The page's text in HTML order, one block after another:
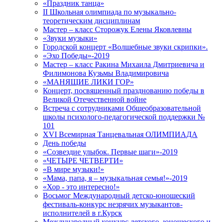
«Праздник танца»
II Школьная олимпиада по музыкально-
теоретическим дисциплинам
Мастер – класс Сторожук Елены Яковлевны
«Звуки музыки»
Городской концерт «Волшебные звуки скрипки».
«Эхо Победы»-2019
Мастер – класс Ракина Михаила Дмитриевича и
Филимонова Кузьмы Владимировича
«МАНЯЩИЕ ЛИКИ ГОР»
Концерт, посвященный празднованию победы в
Великой Отечественной войне
Встреча с сотрудниками Общеобразовательной
школы психолого-педагогической поддержки №
101
XVI Всемирная Танцевальная ОЛИМПИАДА
День победы
«Созвездие улыбок. Первые шаги»-2019
«ЧЕТЫРЕ ЧЕТВЕРТИ»
«В мире музыки!»
«Мама, папа, я – музыкальная семья!»-2019
«Хор - это интересно!»
Восьмог Международный детско-юношеский
фестиваль-конкурс незрячих музыкантов-
исполнителей в г.Курск